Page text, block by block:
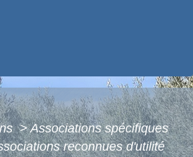
> Associations spécifiques
reconnues d'utilité